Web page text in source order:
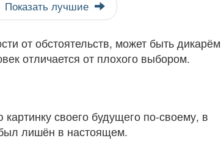
Показать лучшие
от обстоятельств, может быть дикарём
отличается от плохого выбором.
своего будущего по-своему, в
был лишён в настоящем.